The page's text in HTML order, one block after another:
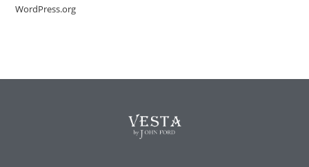
WordPress.org